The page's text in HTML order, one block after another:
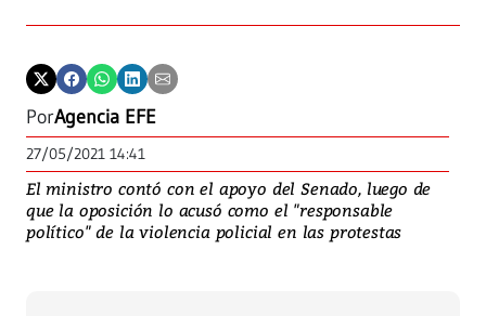
PorAgencia EFE
27/05/2021 14:41
El ministro contó con el apoyo del Senado, luego de
que la oposición lo acusó como el "responsable
político" de la violencia policial en las protestas